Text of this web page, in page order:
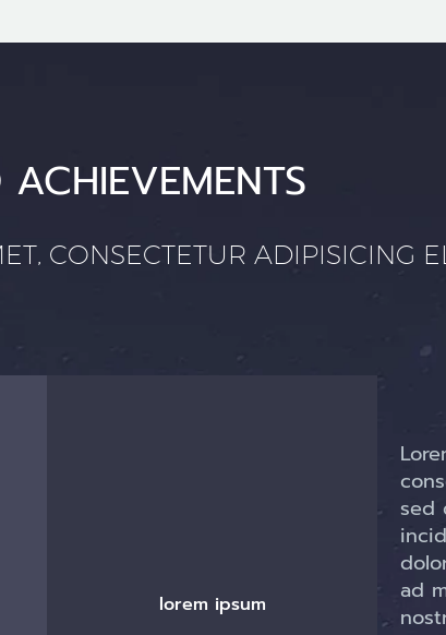
CONSECTETUR ADIPISICING
lorem ipsum
sed
ad